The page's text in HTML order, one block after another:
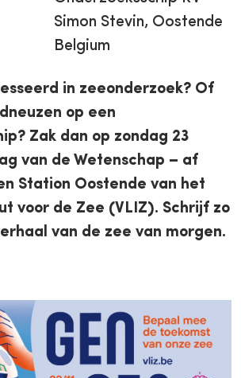
Simon Stevin, Oostende
Belgium
in zeeonderzoek? Of
op een
Zak dan op zondag 23
van de Wetenschap – af
Station Oostende van het
voor de Zee (VLIZ). Schrijf zo
van de zee van morgen.